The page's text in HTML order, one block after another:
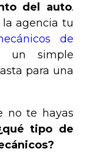
del auto.
agencia tu
de
un simple
para una
no te hayas
tipo de